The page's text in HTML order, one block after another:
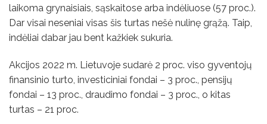
laikoma grynaisiais, sąskaitose arba indėliuose (57 proc.).
Dar visai neseniai visas šis turtas nešė nulinę grąžą. Taip,
indėliai dabar jau bent kažkiek sukuria.
Akcijos 2022 m. Lietuvoje sudarė 2 proc. viso gyventojų
finansinio turto, investiciniai fondai – 3 proc., pensijų
fondai – 13 proc., draudimo fondai – 3 proc., o kitas
turtas – 21 proc.